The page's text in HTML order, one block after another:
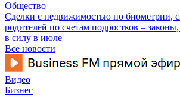
Общество
Сделки с недвижимостью по биометрии,
родителей по счетам подростков –
в силу в июле
Все новости
Видео
Бизнес